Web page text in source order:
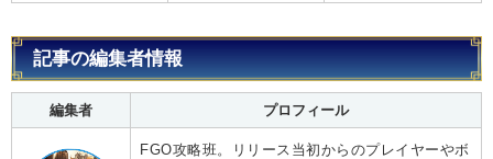
記事の編集者情報
編集者 プロフィール
FGO攻略班。リリース当初からのプレイヤーやボ